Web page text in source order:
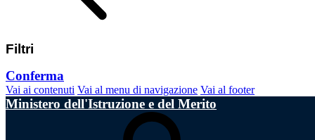
Filtri
Conferma
Vai ai contenuti Vai al menu di navigazione Vai al footer
Ministero dell'Istruzione e del Merito